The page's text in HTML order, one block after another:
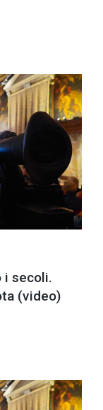
i secoli.
(video)